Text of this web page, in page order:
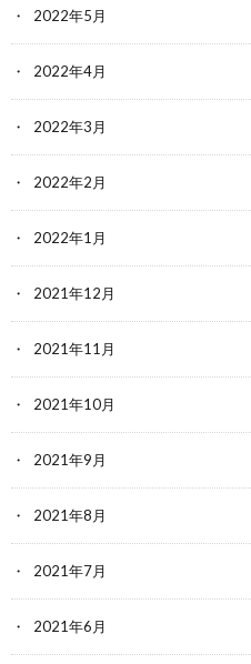
2022年5月
2022年4月
2022年3月
2022年2月
2022年1月
2021年12月
2021年11月
2021年10月
2021年9月
2021年8月
2021年7月
2021年6月